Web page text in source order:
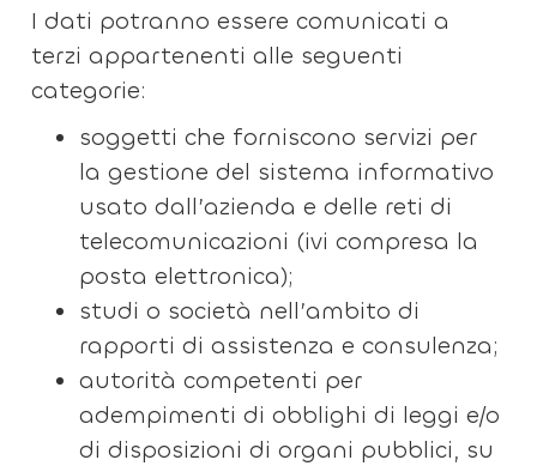
I dati potranno essere comunicati a
terzi appartenenti alle seguenti
categorie:
soggetti che forniscono servizi per
la gestione del sistema informativo
usato dall’azienda e delle reti di
telecomunicazioni (ivi compresa la
posta elettronica);
studi o società nell’ambito di
rapporti di assistenza e consulenza;
autorità competenti per
adempimenti di obblighi di leggi e/o
di disposizioni di organi pubblici, su